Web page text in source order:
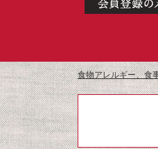
食物アレルギー、食